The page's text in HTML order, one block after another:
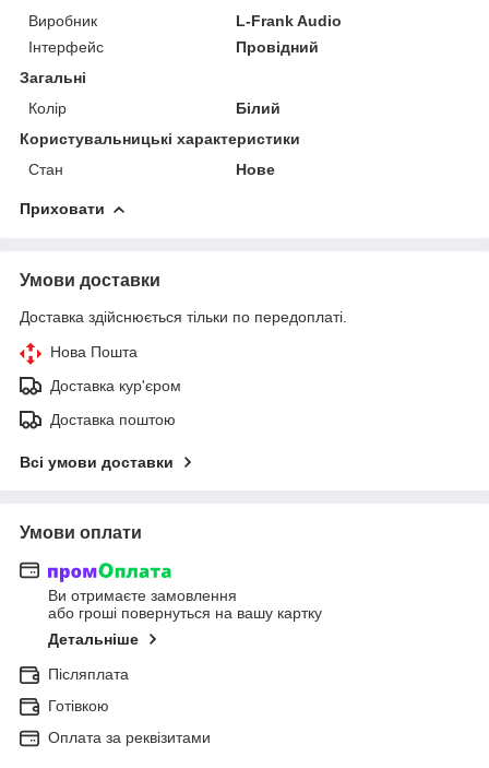
Виробник
L-Frank Audio
Інтерфейс
Провідний
Загальні
Колір
Білий
Користувальницькі характеристики
Стан
Нове
Приховати
Умови доставки
Доставка здійснюється тільки по передоплаті.
Нова Пошта
Доставка кур'єром
Доставка поштою
Всі умови доставки
Умови оплати
Ви отримаєте замовлення
або гроші повернуться на вашу картку
Детальніше
Післяплата
Готівкою
Оплата за реквізитами